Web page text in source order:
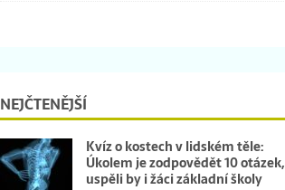
NEJČTENĚJŠÍ
Kvíz o kostech v lidském těle:
Úkolem je zodpovědět 10 otázek,
uspěli by i žáci základní školy